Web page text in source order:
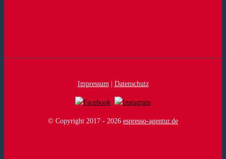
Impressum| Datenschutz
© Copyright 2017 - 2026 espresso-agentur.de